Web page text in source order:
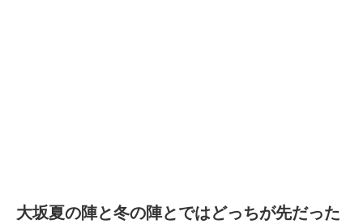
大坂夏の陣と冬の陣とではどっちが先だった